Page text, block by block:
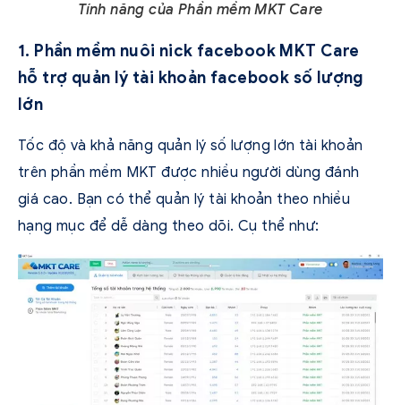
Tính năng của Phần mềm MKT Care
1. Phần mềm nuôi nick facebook MKT Care
hỗ trợ quản lý tài khoản facebook số lượng
lớn
Tốc độ và khả năng quản lý số lượng lớn tài khoản
trên phần mềm MKT được nhiều người dùng đánh
giá cao. Bạn có thể quản lý tài khoản theo nhiều
hạng mục để dễ dàng theo dõi. Cụ thể như: